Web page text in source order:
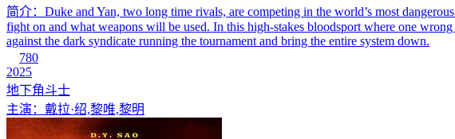
简介：Duke and Yan, two long time rivals, are competing in the world’s most
fight on and what weapons will be used. In this high-stakes bloodsport where one
against the dark syndicate running the tournament and bring the entire system down.
780
2025
地下角斗士
主演：戴拉·绍,黎唯,黎明